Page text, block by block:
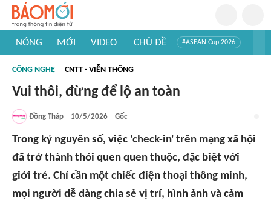
NÓNG MỚI VIDEO CHỦ ĐỀ #ASEAN Cup 2026
#Khám phá thế giới
CÔNG NGHỆ CNTT - VIỄN THÔNG
Vui thôi, đừng để lộ an toàn
Đồng Tháp 10/5/2026 Gốc
Trong kỷ nguyên số, việc 'check-in' trên mạng xã hội
đã trở thành thói quen quen thuộc, đặc biệt với
giới trẻ. Chỉ cần một chiếc điện thoại thông minh,
mọi người dễ dàng chia sẻ vị trí, hình ảnh và cảm